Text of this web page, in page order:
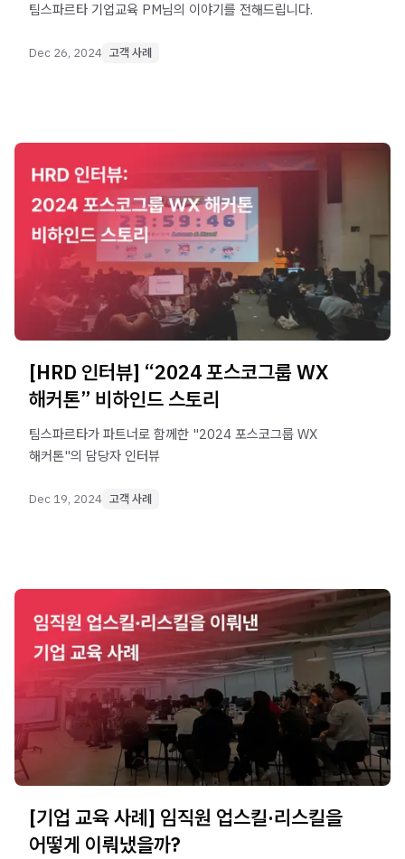
팀스파르타 기업교육 PM님의 이야기를 전해드립니다.
Dec 26, 2024 고객 사례
[HRD 인터뷰] “2024 포스코그룹 WX
해커톤” 비하인드 스토리
팀스파르타가 파트너로 함께한 "2024 포스코그룹 WX
해커톤"의 담당자 인터뷰
Dec 19, 2024 고객 사례
[기업 교육 사례] 임직원 업스킬·리스킬을
어떻게 이뤄냈을까?